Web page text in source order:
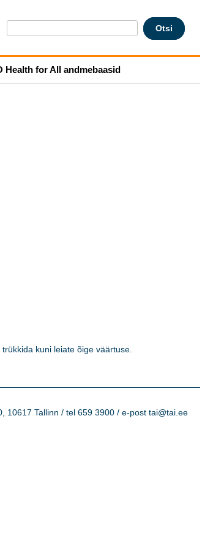
Health for All andmebaasid
kuni leiate õige väärtuse.
10617 Tallinn / tel 659 3900 / e-post tai@tai.ee